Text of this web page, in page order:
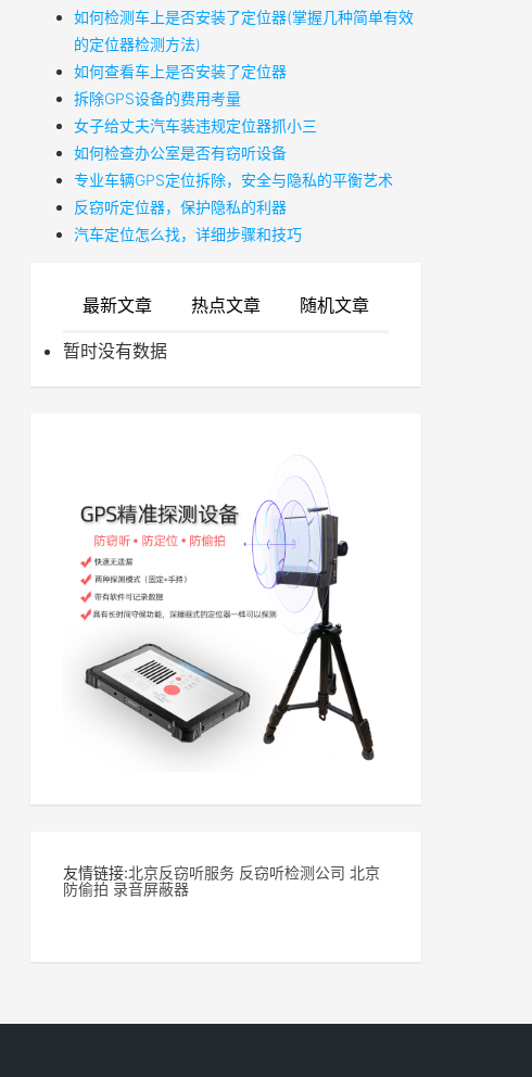
如何检测车上是否安装了定位器(掌握几种简单有效
的定位器检测方法)
如何查看车上是否安装了定位器
拆除GPS设备的费用考量
女子给丈夫汽车装违规定位器抓小三
如何检查办公室是否有窃听设备
专业车辆GPS定位拆除，安全与隐私的平衡艺术
反窃听定位器，保护隐私的利器
汽车定位怎么找，详细步骤和技巧
最新文章 热点文章 随机文章
暂时没有数据
友情链接:北京反窃听服务 反窃听检测公司 北京
防偷拍 录音屏蔽器